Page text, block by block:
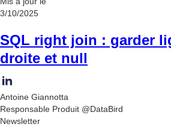
3/10/2025
SQL right join : garder
droite et null
Antoine Giannotta
Responsable Produit @DataBird
Newsletter